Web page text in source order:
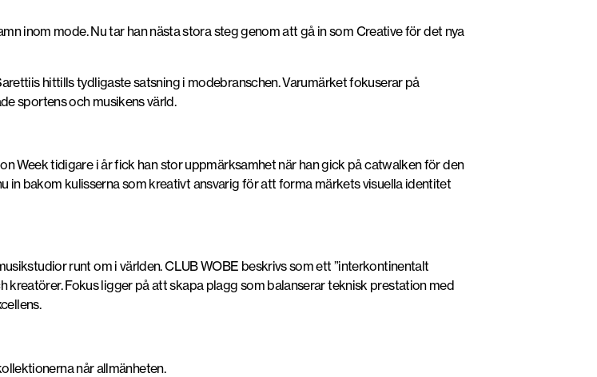
inom mode. Nu tar han nästa stora steg genom att gå in som Creative för det nya
hittills tydligaste satsning i modebranschen. Varumärket fokuserar på
sportens och musikens värld.
Week tidigare i år fick han stor uppmärksamhet när han gick på catwalken för den
in bakom kulisserna som kreativt ansvarig för att forma märkets visuella identitet
runt om i världen. CLUB WOBE beskrivs som ett ”interkontinentalt
Fokus ligger på att skapa plagg som balanserar teknisk prestation med
når allmänheten.